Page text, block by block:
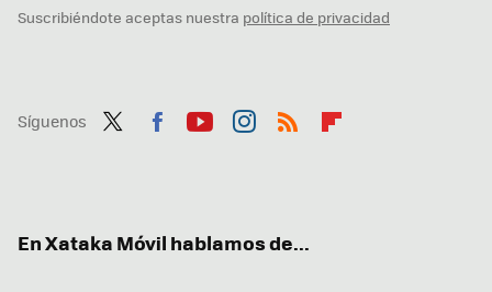
Suscribiéndote aceptas nuestra política de privacidad
Síguenos
En Xataka Móvil hablamos de...